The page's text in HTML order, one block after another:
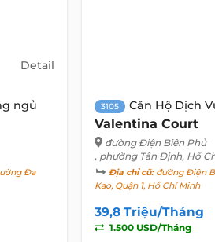
Detail
ngủ
Đa
3105 Căn Hộ Dịch
Valentina Court
đường Điện Biên Phủ
, phường Tân Định, Hồ
Địa chỉ cũ:đường Điện
Kao, Quận 1, Hồ Chí Minh
39,8 Triệu/Tháng
1.500 USD/Tháng